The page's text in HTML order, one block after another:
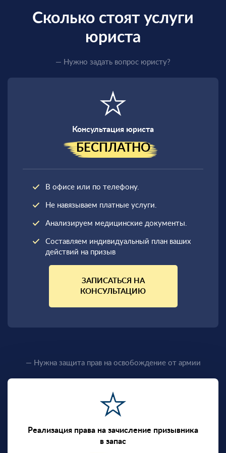
Единственный
законный способ
получить
военный билет
Сколько стоят услуги
юриста
— Нужно задать вопрос юристу?
Консультация юриста
БЕСПЛАТНО
В офисе или по телефону.
Не навязываем платные услуги.
Анализируем медицинские документы.
Составляем индивидуальный план ваших
действий на призыв
ЗАПИСАТЬСЯ НА
КОНСУЛЬТАЦИЮ
— Нужна защита прав на освобождение от армии
Реализация права на зачисление призывника
в запас